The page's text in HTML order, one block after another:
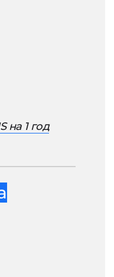
на 1 год